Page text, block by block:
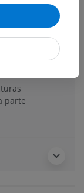
>
pélvico
parte